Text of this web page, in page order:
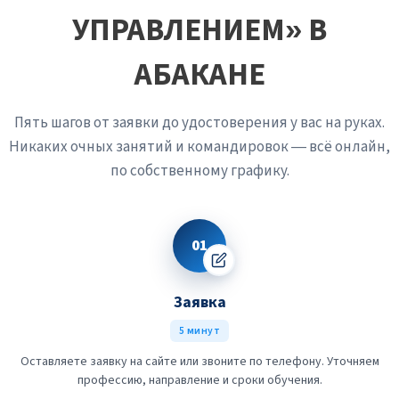
УПРАВЛЕНИЕМ» В
АБАКАНЕ
Пять шагов от заявки до удостоверения у вас на руках.
Никаких очных занятий и командировок — всё онлайн,
по собственному графику.
01
Заявка
5 минут
Оставляете заявку на сайте или звоните по телефону. Уточняем
профессию, направление и сроки обучения.